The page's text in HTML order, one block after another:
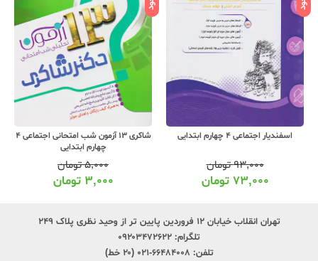
اسفندیار اجتماعی 4 چهارم ابتدایی
۹۳,۰۰۰تومان
۷۳,۰۰۰ تومان
شاکری 13 آزمون شب امتحانی اجتماعی 4
چهارم ابتدایی
۵,۰۰۰تومان
۳,۰۰۰ تومان
تهران انقلاب خیابان ۱۲ فروردین پایین تر از وحید نظری پلاک ۲۴۹
تلگرام: ۰۹۲۰۳۴۷۲۶۲۲
تلفن: ۶۶۴۸۴۰۰۸-۰۲۱ (۲۰ خط)